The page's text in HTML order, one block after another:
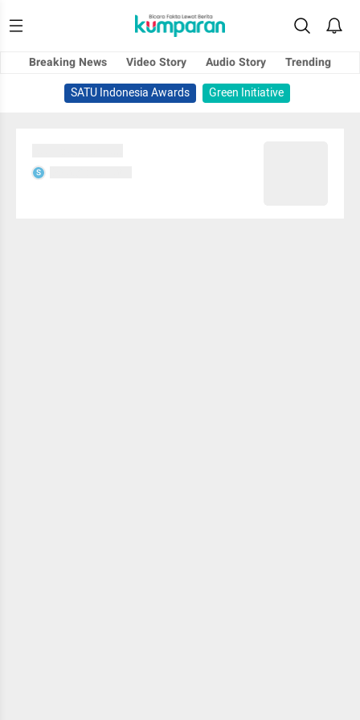
Breaking News Video Story Audio Story
Trending
SATU Indonesia Awards
Green Initiative
S